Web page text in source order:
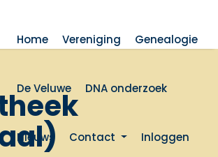
Home Vereniging Genealogie
De Veluwe DNA onderzoek
Nieuws Contact Inloggen